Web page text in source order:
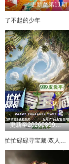
20260613
20260619
20260623
20260627
20260701
20260705
20260709
20260713
20260717
20260505
20260509
20260513
20260517
20260521
20260525
20260529
20260602
20260606
更新至第11期
了不起的少年
更新至20260809第8期（下）
忙忙碌碌寻宝藏·双人成行季